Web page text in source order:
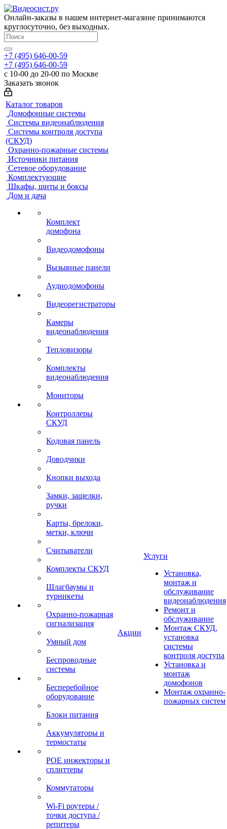
Онлайн-заказы в нашем интернет-магазине принимаются
круглосуточно, без выходных.
+7 (495) 646-00-59
+7 (495) 646-00-59
с 10-00 до 20-00 по Москве
Заказать звонок
Каталог товаров
Домофонные системы
Системы видеонаблюдения
Системы контроля доступа
(СКУД)
Охранно-пожарные системы
Источники питания
Сетевое оборудование
Комплектующие
Шкафы, щиты и боксы
Дом и дача
Комплект
домофона
Видеодомофоны
Вызывные панели
Аудиодомофоны
Видеорегистраторы
Камеры
видеонаблюдения
Тепловизоры
Комплекты
видеонаблюдения
Мониторы
Контроллеры
СКУД
Кодовая панель
Доводчики
Кнопки выхода
Замки, защелки,
ручки
Карты, брелоки,
метки, ключи
Считыватели
Комплекты СКУД
Шлагбаумы и
турникеты
Охранно-пожарная
сигнализация
Умный дом
Беспроводные
системы
Бесперебойное
оборудование
Блоки питания
Аккумуляторы и
термостаты
POE инжекторы и
сплиттеры
Коммутаторы
Wi-Fi роутеры /
точки доступа /
репитеры
Акции
Услуги
Установка,
монтаж и
обслуживание
видеонаблюдения
Ремонт и
обслуживание
Монтаж СКУД,
установка
системы
контроля доступа
Установка и
монтаж
домофонов
Монтаж охранно-
пожарных систем